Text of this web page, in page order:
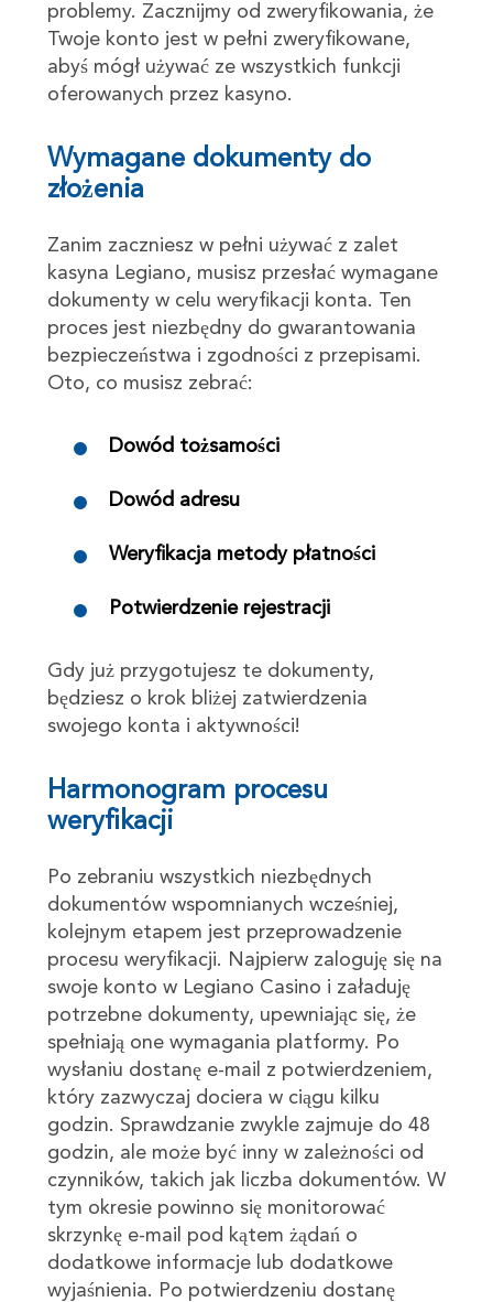
problemy. Zacznijmy od zweryfikowania, że
Twoje konto jest w pełni zweryfikowane,
abyś mógł używać ze wszystkich funkcji
oferowanych przez kasyno.
Wymagane dokumenty do
złożenia
Zanim zaczniesz w pełni używać z zalet
kasyna Legiano, musisz przesłać wymagane
dokumenty w celu weryfikacji konta. Ten
proces jest niezbędny do gwarantowania
bezpieczeństwa i zgodności z przepisami.
Oto, co musisz zebrać:
Dowód tożsamości
Dowód adresu
Weryfikacja metody płatności
Potwierdzenie rejestracji
Gdy już przygotujesz te dokumenty,
będziesz o krok bliżej zatwierdzenia
swojego konta i aktywności!
Harmonogram procesu
weryfikacji
Po zebraniu wszystkich niezbędnych
dokumentów wspomnianych wcześniej,
kolejnym etapem jest przeprowadzenie
procesu weryfikacji. Najpierw zaloguję się na
swoje konto w Legiano Casino i załaduję
potrzebne dokumenty, upewniając się, że
spełniają one wymagania platformy. Po
wysłaniu dostanę e-mail z potwierdzeniem,
który zazwyczaj dociera w ciągu kilku
godzin. Sprawdzanie zwykle zajmuje do 48
godzin, ale może być inny w zależności od
czynników, takich jak liczba dokumentów. W
tym okresie powinno się monitorować
skrzynkę e-mail pod kątem żądań o
dodatkowe informacje lub dodatkowe
wyjaśnienia. Po potwierdzeniu dostanę